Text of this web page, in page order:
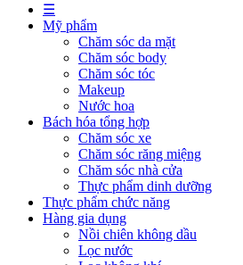
☰
Mỹ phẩm
Chăm sóc da mặt
Chăm sóc body
Chăm sóc tóc
Makeup
Nước hoa
Bách hóa tổng hợp
Chăm sóc xe
Chăm sóc răng miệng
Chăm sóc nhà cửa
Thực phẩm dinh dưỡng
Thực phẩm chức năng
Hàng gia dụng
Nồi chiên không dầu
Lọc nước